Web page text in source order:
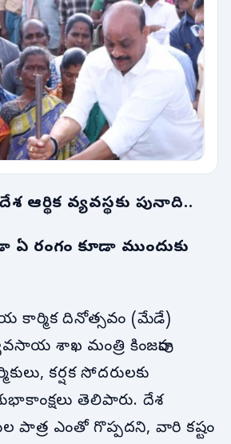
దేశ ఆర్థిక వ్యవస్థకు పునాది..
ఏ రంగం కూడా ముందుకు
కార్మిక దినోత్సవం (మేడే)
శాఖ మంత్రి కింజరాపు
కర్షక సోదరులకు
తెలిపారు. దేశ
పాత్ర ఎంతో గొప్పదని, వారి కష్టం